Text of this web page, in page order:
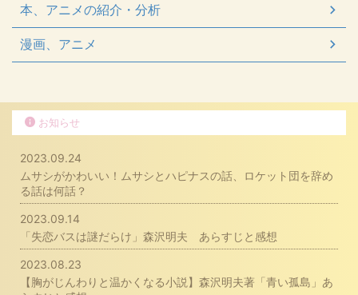
本、アニメの紹介・分析
漫画、アニメ
お知らせ
2023.09.24
ムサシがかわいい！ムサシとハピナスの話、ロケット団を辞め
る話は何話？
2023.09.14
「失恋バスは謎だらけ」森沢明夫 あらすじと感想
2023.08.23
【胸がじんわりと温かくなる小説】森沢明夫著「青い孤島」あ